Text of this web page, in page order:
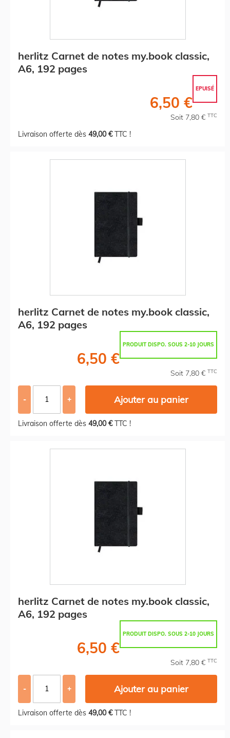
herlitz Carnet de notes my.book classic,
A6, 192 pages
EPUISÉ
6,50 €
Soit 7,80 € TTC
Livraison offerte dès 49,00 €TTC !
herlitz Carnet de notes my.book classic,
A6, 192 pages
PRODUIT DISPO. SOUS 2-10 JOURS
6,50 €
Soit 7,80 € TTC
- + Ajouter au panier
Livraison offerte dès 49,00 €TTC !
herlitz Carnet de notes my.book classic,
A6, 192 pages
PRODUIT DISPO. SOUS 2-10 JOURS
6,50 €
Soit 7,80 € TTC
- + Ajouter au panier
Livraison offerte dès 49,00 €TTC !